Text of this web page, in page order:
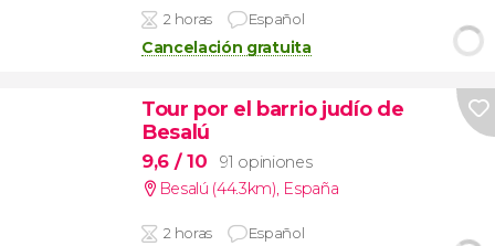
2 horas Español
Cancelación gratuita
Tour por el barrio judío de
Besalú
9,6 / 10
91 opiniones
Besalú (44.3km), España
2 horas Español